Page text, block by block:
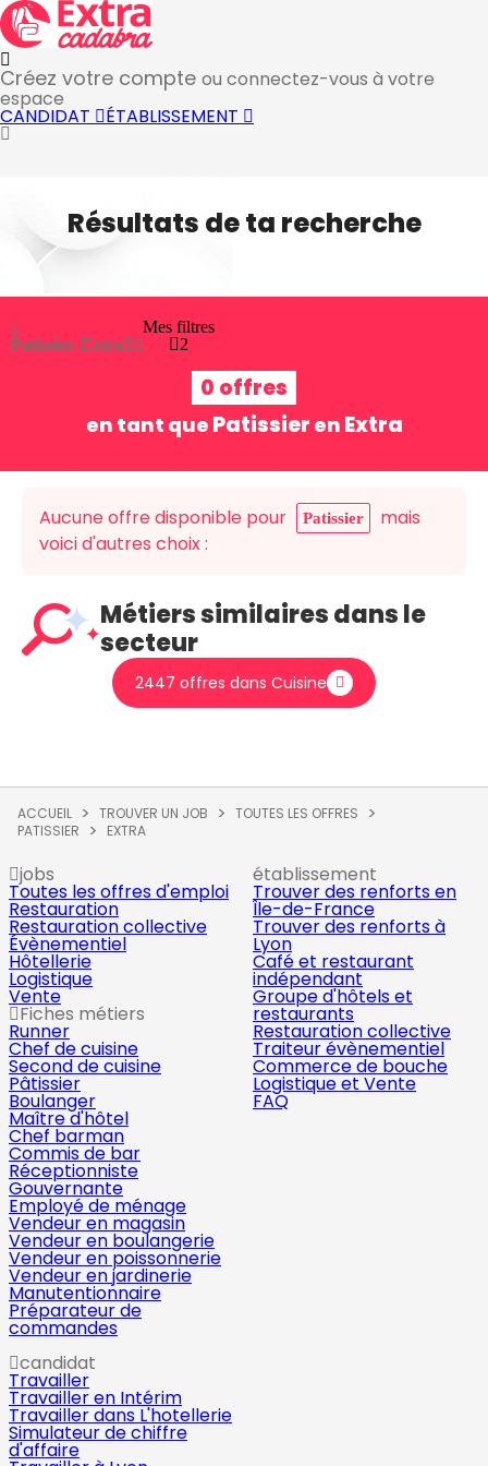
Créez votre compte ou connectez-vous à votre
espace
CANDIDAT ÉTABLISSEMENT
Résultats de ta recherche
Patissier, Extra2
Mes filtres
2
0 offres
en tant que Patissier en Extra
Aucune offre disponible pour Patissier
mais
voici d'autres choix :
Métiers similaires dans le
secteur
2447 offres dans Cuisine
ACCUEIL TROUVER UN JOB
TOUTES LES OFFRES
PATISSIER
EXTRA
jobs
Toutes les offres d'emploi
Restauration
Restauration collective
Évènementiel
Hôtellerie
Logistique
Vente
Fiches métiers
Runner
Chef de cuisine
Second de cuisine
Pâtissier
Boulanger
Maître d'hôtel
Chef barman
Commis de bar
Réceptionniste
Gouvernante
Employé de ménage
Vendeur en magasin
Vendeur en boulangerie
Vendeur en poissonnerie
Vendeur en jardinerie
Manutentionnaire
Préparateur de
commandes
établissement
Trouver des renforts en
Île-de-France
Trouver des renforts à
Lyon
Café et restaurant
indépendant
Groupe d'hôtels et
restaurants
Restauration collective
Traiteur évènementiel
Commerce de bouche
Logistique et Vente
FAQ
candidat
Travailler
Travailler en Intérim
Travailler dans L'hotellerie
Simulateur de chiffre
d'affaire